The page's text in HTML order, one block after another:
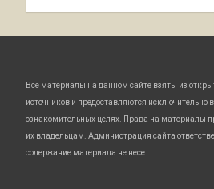
Все материалы на данном сайте взяты из
источников и предоставляются исключительно в
ознакомительных целях. Права на материалы
их владельцам. Администрация сайта
содержание материала не несет.